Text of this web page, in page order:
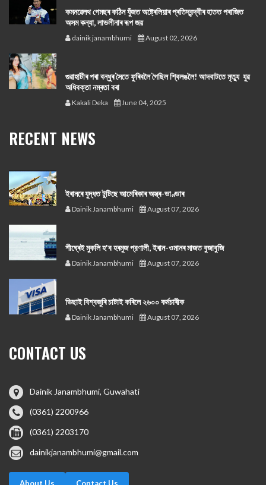
কমনৱেলথ গেমছৰ কঠিন যুঁজত অষ্ট্ৰেলিয়াৰ প্ৰতিদ্বন্দ্বীৰ হাতত পৰাজিত
অসম কন্যা, লাভলীনাৰ ৰূপ জয়
dainik janambhumi August 02, 2026
গুৱাহাটীৰ পৰা বন্ধুৰ সৈতে ফুৰিবলৈ গৈছিল শ্বিলঙলৈ! আদবাটতে মৃত্যু যুৱ
অধিবক্তা নম্ৰতা বৰা
Kakali Deka June 04, 2025
RECENT NEWS
ইৰানৰে যুদ্ধত টুটিছে আমেৰিকাৰ অস্ত্ৰ-ভাণ্ডাৰ
Dainik Janambhumi August 07, 2026
শীঘ্ৰেই মুকলি হ'ব হৰমুজ প্রণালী, ইৰান-ওমানৰ মাজত বুজাবুজি
Dainik Janambhumi August 07, 2026
ভিছাই বিশ্বজুৰি চাটাই কৰিলে ২৬০০ কৰ্মচাৰীক
Dainik Janambhumi August 07, 2026
CONTACT US
Dainik Janambhumi, Guwahati
(0361) 2200966
(0361) 2203170
dainikjanambhumi@gmail.com
About Us Contact Us